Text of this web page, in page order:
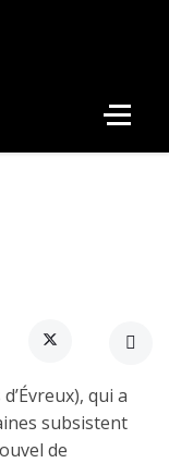
qui a
subsistent
de